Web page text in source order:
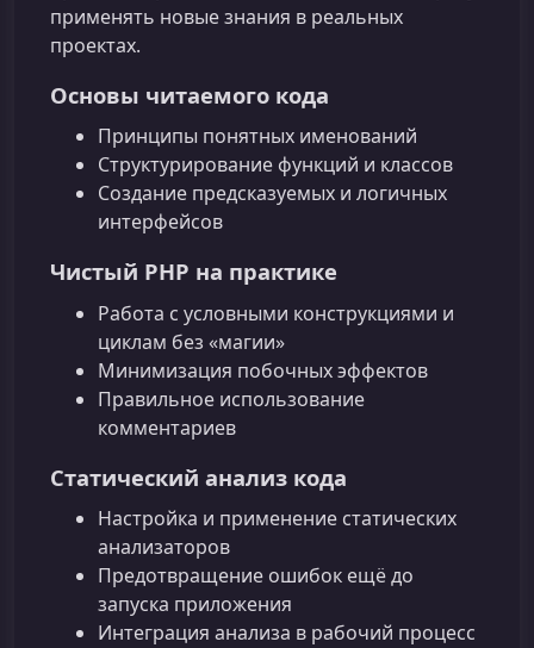
применять новые знания в реальных
проектах.
Основы читаемого кода
Принципы понятных именований
Структурирование функций и классов
Создание предсказуемых и логичных
интерфейсов
Чистый PHP на практике
Работа с условными конструкциями и
циклам без «магии»
Минимизация побочных эффектов
Правильное использование
комментариев
Статический анализ кода
Настройка и применение статических
анализаторов
Предотвращение ошибок ещё до
запуска приложения
Интеграция анализа в рабочий процесс